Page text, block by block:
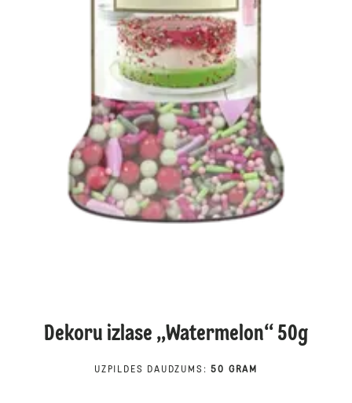
Dekoru izlase „Watermelon“ 50g
UZPILDES DAUDZUMS : 50 GRAM